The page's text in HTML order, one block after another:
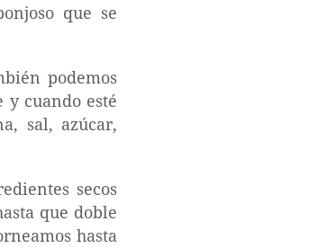
que se
podemos
y cuando esté
sal, azúcar,
secos
que doble
hasta